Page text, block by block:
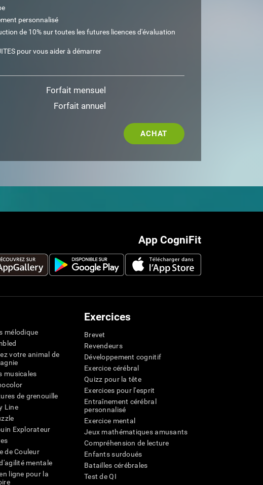
personnalisé
de 10% sur toutes les futures licences d'évaluation
pour vous aider à démarrer
Forfait mensuel
Forfait annuel
ACHAT
App CogniFit
mélodique
votre animal de
musicales
de grenouille
Line
Explorateur
de Couleur
mentale
ligne pour la
Exercices
Brevet
Revendeurs
Développement cognitif
Exercice cérébral
Quizz pour la tête
Exercices pour l'esprit
Entraînement cérébral
personnalisé
Exercice mental
Jeux mathématiques amusants
Compréhension de lecture
Enfants surdoués
Batailles cérébrales
Test de QI